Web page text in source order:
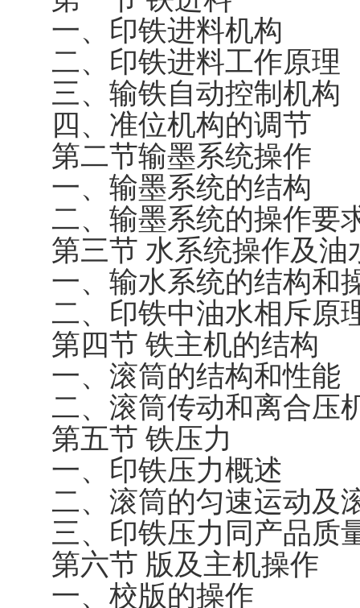
一、印铁进料机构
二、印铁进料工作原理
三、输铁自动控制机构
四、准位机构的调节
第二节输墨系统操作
一、输墨系统的结构
二、输墨系统的操作要
第三节 水系统操作及油
一、输水系统的结构和
二、印铁中油水相斥原
第四节 铁主机的结构
一、滚筒的结构和性能
二、滚筒传动和离合压
第五节 铁压力
一、印铁压力概述
二、滚筒的匀速运动及
三、印铁压力同产品质
第六节 版及主机操作
一、校版的操作